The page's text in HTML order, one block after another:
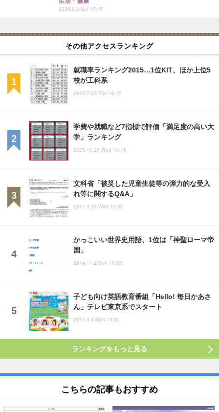
2026.8.8 Sat 15:15
その他アクセスランキング
就職率ランキング2015…1位KIT、ほか上位5
校が工科系
2015.7.23 Thu 16:15
学費や就職など7指標で評価「満足度の高い大
学」ランキング
2025.10.29 Wed 10:15
文科省「被災した児童生徒等の弾力的な受入
れ等に関するQ&A」
2011.3.30 Wed 19:56
かっこいい世界史用語、1位は「神聖ローマ帝
国」
2014.11.2 Sun 10:30
子ども向け英語教育番組「Hello! 毎日かあさ
ん」テレビ東京系でスタート
2011.4.4 Mon 15:30
ランキングをもっと見る
こちらの記事もおすすめ